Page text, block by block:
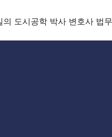
의 도시공학 박사 변호사 법